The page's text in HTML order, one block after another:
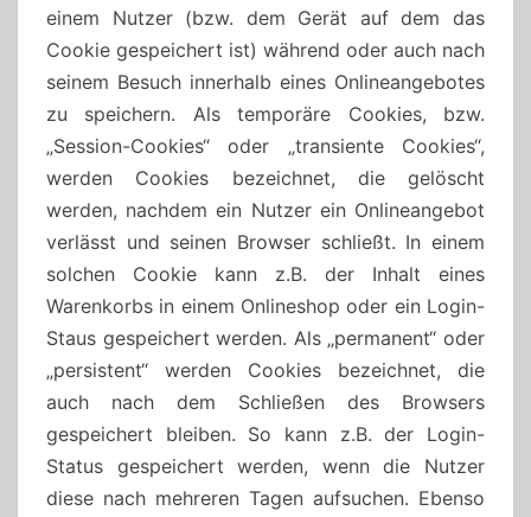
einem Nutzer (bzw. dem Gerät auf dem das
Cookie gespeichert ist) während oder auch nach
seinem Besuch innerhalb eines Onlineangebotes
zu speichern. Als temporäre Cookies, bzw.
„Session-Cookies“ oder „transiente Cookies“,
werden Cookies bezeichnet, die gelöscht
werden, nachdem ein Nutzer ein Onlineangebot
verlässt und seinen Browser schließt. In einem
solchen Cookie kann z.B. der Inhalt eines
Warenkorbs in einem Onlineshop oder ein Login-
Staus gespeichert werden. Als „permanent“ oder
„persistent“ werden Cookies bezeichnet, die
auch nach dem Schließen des Browsers
gespeichert bleiben. So kann z.B. der Login-
Status gespeichert werden, wenn die Nutzer
diese nach mehreren Tagen aufsuchen. Ebenso